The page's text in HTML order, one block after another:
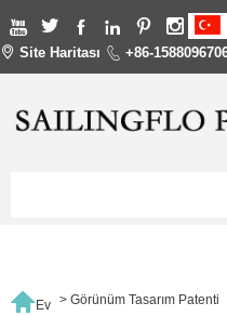
     
 Site Haritası  +86-
Ev >Görünüm Tasarım Patenti